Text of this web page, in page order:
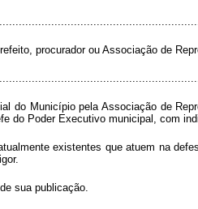
procurador ou Associação de
do Município pela Associação de
do Poder Executivo municipal, com
existentes que atuem na
sua publicação.